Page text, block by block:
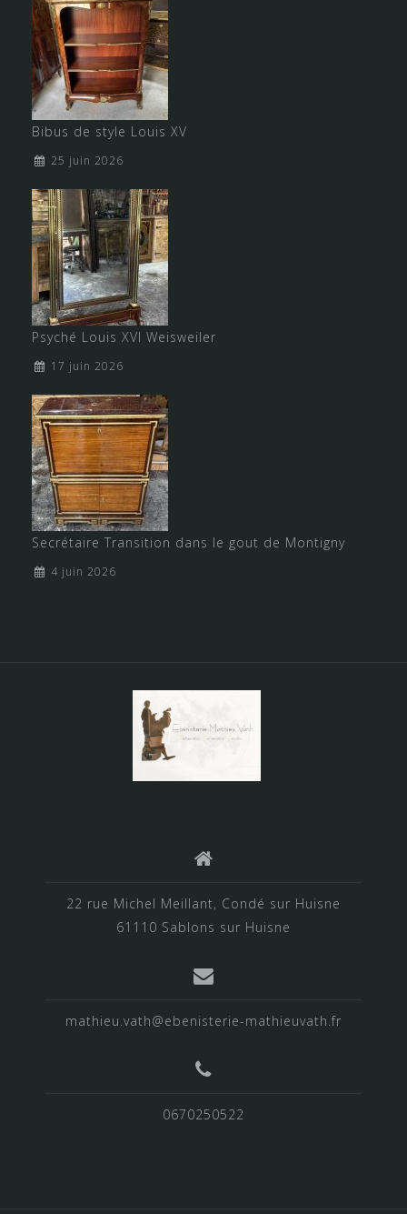
Bibus de style Louis XV
25 juin 2026
Psyché Louis XVI Weisweiler
17 juin 2026
Secrétaire Transition dans le gout de Montigny
4 juin 2026
22 rue Michel Meillant, Condé sur Huisne
61110 Sablons sur Huisne
mathieu.vath@ebenisterie-mathieuvath.fr
0670250522